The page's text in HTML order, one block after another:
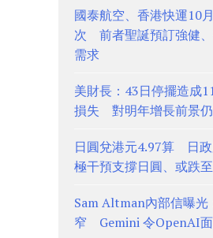
國泰航空、香港快運10
次 前者聖誕預訂強健
需求
美財長：43日停擺造成
損失 對明年增長前景
日圓兌港元4.97算 日
極干預支撐日圓、或跌
Sam Altman內部信曝光
窄 Gemini 令OpenAI